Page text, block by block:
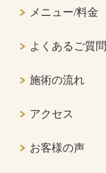
メニュー/料金
よくあるご質問
施術の流れ
アクセス
お客様の声